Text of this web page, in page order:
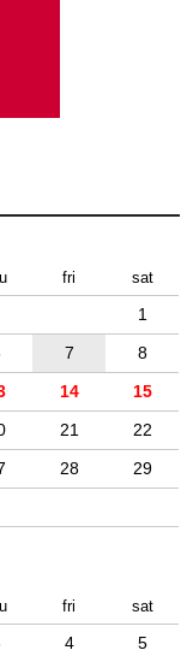
fri sat
1
7
8
14
15
21
22
28
29
fri sat
4
5